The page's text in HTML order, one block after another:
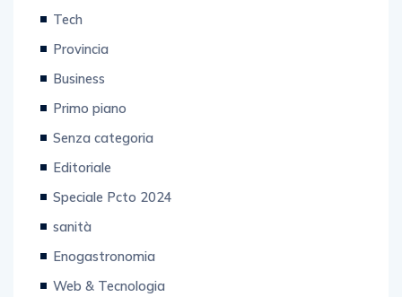
Tech
Provincia
Business
Primo piano
Senza categoria
Editoriale
Speciale Pcto 2024
sanità
Enogastronomia
Web & Tecnologia